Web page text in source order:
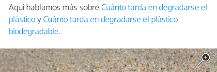
Aquí hablamos más sobreCuánto tarda en degradarse el
plásticoyCuánto tarda en degradarse el plástico
biodegradable.